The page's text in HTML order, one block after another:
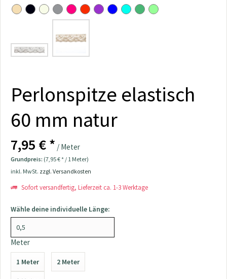
Perlonspitze elastisch
60 mm natur
7,95 € * / Meter
Grundpreis: (7,95 € * / 1 Meter)
inkl. MwSt. zzgl. Versandkosten
Sofort versandfertig, Lieferzeit ca. 1-3 Werktage
Wähle deine individuelle Länge:
Meter
1 Meter 2 Meter